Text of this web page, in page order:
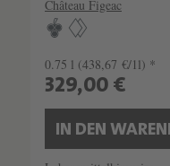
Château Figeac
0.75 l (438,67 €/1l) *
329,00 €
IN DEN